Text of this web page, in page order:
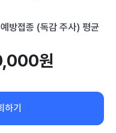
방접종 (독감 주사) 평균
원
기